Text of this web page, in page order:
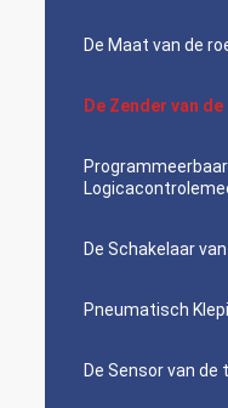
De Maat van de
De Zender van
Programmeerbaar
De Schakelaar
Pneumatisch
De Sensor van